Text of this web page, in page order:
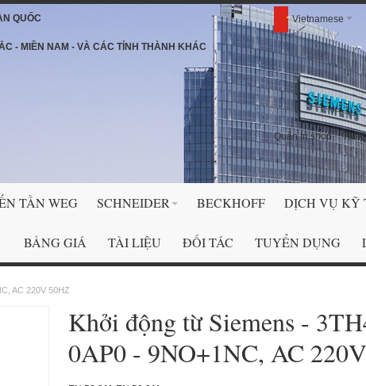
QUỐC
- MIỀN NAM - VÀ CÁC TỈNH THÀNH KHÁC
Vietnamese
Quản trị shop Tài
TẦN WEG SCHNEIDER BECKHOFF DỊCH VỤ KỸ
BẢNG GIÁ TÀI LIỆU ĐỐI TÁC TUYỂN DỤNG
AC 220V 50HZ
Khởi động từ Siemens -
0AP0 - 9NO+1NC, AC